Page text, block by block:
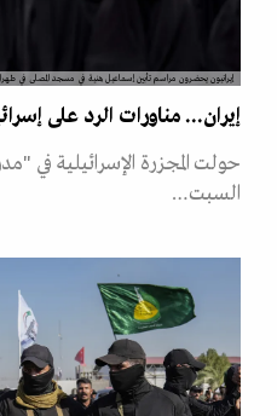
إيرانيون يحضرون مراسم تأبين إسماعيل هنية في مسجد المصلى في طهران، في
إيران... مناورات الرد على
حولت المجزرة الإسرائيلية في
السبت…